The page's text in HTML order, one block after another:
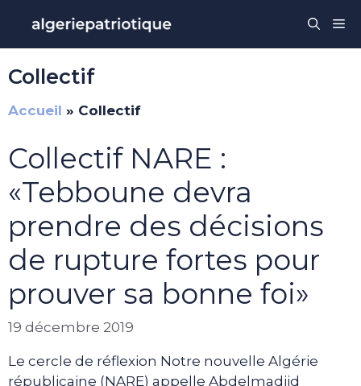
contenu
Collectif
Accueil » Collectif
Collectif NARE :
«Tebboune devra
prendre des décisions
de rupture fortes pour
prouver sa bonne foi»
19 décembre 2019
Le cercle de réflexion Notre nouvelle Algérie
républicaine (NARE) appelle Abdelmadjid